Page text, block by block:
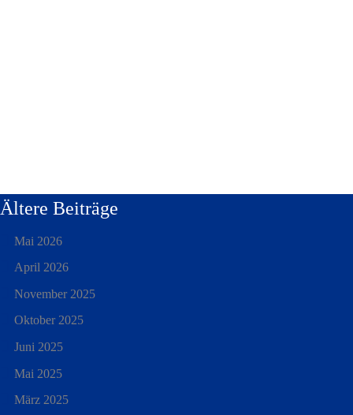
Ältere Beiträge
Mai 2026
April 2026
November 2025
Oktober 2025
Juni 2025
Mai 2025
März 2025